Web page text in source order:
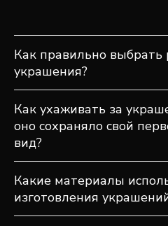
Как правильно выбрать
украшения?
Как ухаживать за
оно сохраняло свой
вид?
Какие материалы
изготовления
ДРУГИЕ